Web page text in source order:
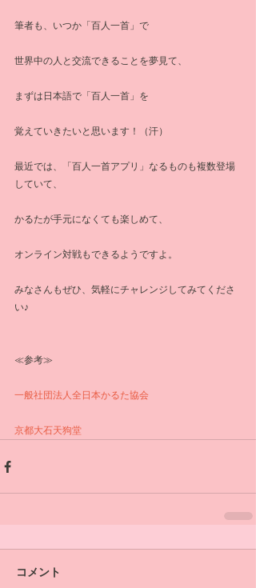
筆者も、いつか「百人一首」で
世界中の人と交流できることを夢見て、
まずは日本語で「百人一首」を
覚えていきたいと思います！（汗）
最近では、「百人一首アプリ」なるものも複数登場
していて、
かるたが手元になくても楽しめて、
オンライン対戦もできるようですよ。
みなさんもぜひ、気軽にチャレンジしてみてくださ
い♪
≪参考≫
一般社団法人全日本かるた協会
京都大石天狗堂
コメント